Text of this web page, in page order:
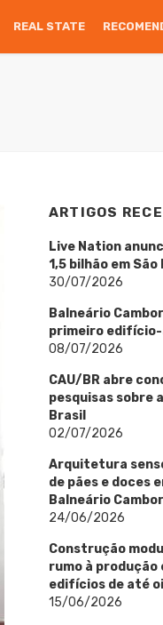
REAL STATE
ARTIGOS
Live Nation
1,5 bilhão em São
30/07/2026
Balneário
primeiro edifício-
08/07/2026
CAU/BR abre
pesquisas sobre
Brasil
02/07/2026
Arquitetura
de pães e doces
Balneário
24/06/2026
Construção
rumo à produção
edifícios de até
15/06/2026